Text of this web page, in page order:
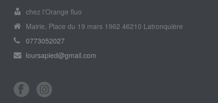
chez l'Orange fluo
Mairie, Place du 19 mars 1962 46210 Latronquière
0773052027
loursapied@gmail.com